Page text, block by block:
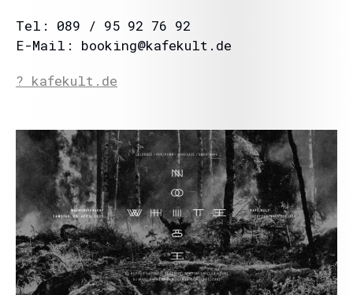
Tel: 089 / 95 92 76 92
E-Mail: booking@kafekult.de
? kafekult.de